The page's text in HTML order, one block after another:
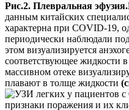
Рис.2. Плевральная
данным китайских
характерна при COVID-19,
периодически наблюдали
этом визуализируется
соответствующее жидкости
массивном отеке
плавают в толще жидкости